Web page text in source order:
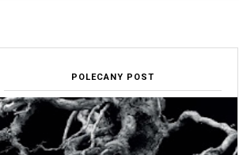
POLECANY POST